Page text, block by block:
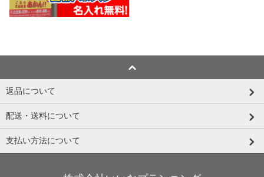
返品について
配送・送料について
支払い方法について